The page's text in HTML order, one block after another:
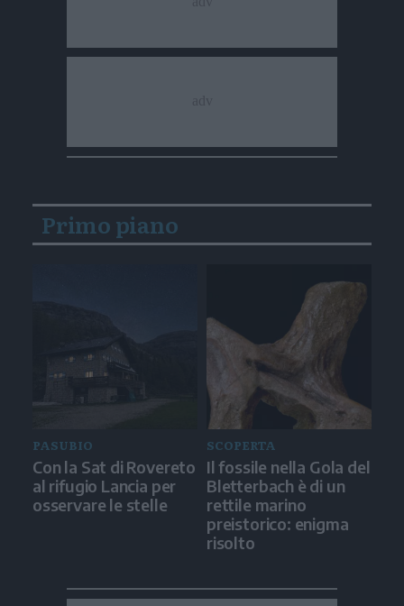
Primo piano
PASUBIO
Con la Sat di Rovereto
al rifugio Lancia per
osservare le stelle
SCOPERTA
Il fossile nella Gola del
Bletterbach è di un
rettile marino
preistorico: enigma
risolto